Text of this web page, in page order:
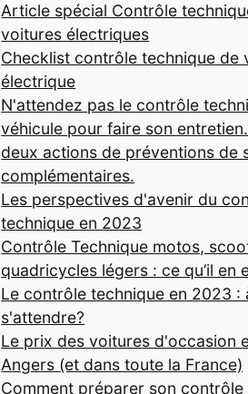
Article spécial Contrôle
voitures électriques
Checklist contrôle technique de
électrique
N'attendez pas le contrôle
véhicule pour faire son
deux actions de préventions de
complémentaires.
Les perspectives d'avenir du
technique en 2023
Contrôle Technique motos,
quadricycles légers : ce qu’il en
Le contrôle technique en 2023 :
s'attendre?
Le prix des voitures d'occasion
Angers (et dans toute la France)
Comment préparer son contrôle